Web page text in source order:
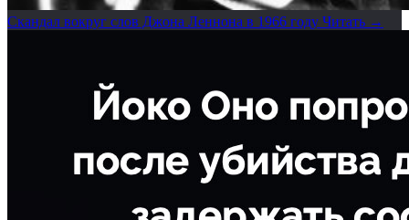
Скандал вокруг слов Джона Леннона в 1966 году Читать →